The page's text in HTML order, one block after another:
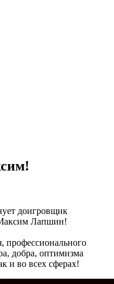
доигровщик
Максим Лапшин!
профессионального
добра, оптимизма
и во всех сферах!